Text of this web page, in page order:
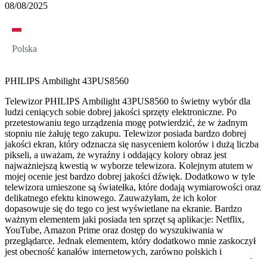
08/08/2025
Polska
PHILIPS Ambilight 43PUS8560
Telewizor PHILIPS Ambilight 43PUS8560 to świetny wybór dla
ludzi ceniących sobie dobrej jakości sprzęty elektroniczne. Po
przetestowaniu tego urządzenia mogę potwierdzić, że w żadnym
stopniu nie żałuję tego zakupu. Telewizor posiada bardzo dobrej
jakości ekran, który odznacza się nasyceniem kolorów i dużą liczba
pikseli, a uważam, że wyraźny i oddający kolory obraz jest
najważniejszą kwestią w wyborze telewizora. Kolejnym atutem w
mojej ocenie jest bardzo dobrej jakości dźwięk. Dodatkowo w tyle
telewizora umieszone są światełka, które dodają wymiarowości oraz
delikatnego efektu kinowego. Zauważyłam, że ich kolor
dopasowuje się do tego co jest wyświetlane na ekranie. Bardzo
ważnym elementem jaki posiada ten sprzęt są aplikacje: Netflix,
YouTube, Amazon Prime oraz dostęp do wyszukiwania w
przeglądarce. Jednak elementem, który dodatkowo mnie zaskoczył
jest obecność kanałów internetowych, zarówno polskich i